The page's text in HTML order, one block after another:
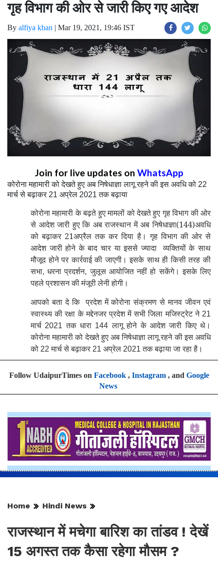
गृह विभाग की ओर से जारी किए गए आदेश
By alfiya khan | Mar 19, 2021, 19:46 IST
Join for live updates on WhatsApp
कोरोना महामारी को देखते हुए अब निषेधाज्ञा लागू रहने की इस अवधि को 22
मार्च से बढ़ाकर 21 अप्रेल 2021तक बढ़ाया
कोरोना महामारी के बढ़ते हुए मामलों को देखते हुए गृह विभाग की ओर
से आदेश जारी हुए कि अब राजस्थान में अब निषेधाज्ञा(144)अवधि
को बढ़ाकर 21अप्रैल तक कर दिया है। गृह विभाग की ओर से
आदेश जारी होने के बाद चार या इससे ज्यादा व्यक्तियों के साथ
मौजूद होने पर कार्रवाई की जाएगी। इसके साथ ही किसी तरह की
सभा,धरना प्रदर्शन,जुलूस आयोजित नहीं हो सकेंगे। इसके लिए
पहले प्रशासन की मंजूरी लेनी होगी।
आपको बता दे कि प्रदेश में कोरोना संक्रमण से मानव जीवन एवं
स्वास्थ्य की रक्षा के मद्देनजर प्रदेश में सभी जिला मजिस्ट्रेट ने 21
मार्च2021तक धारा 144लागू होने के आदेश जारी किए थे।
कोरोना महामारी को देखते हुए अब निषेधाज्ञा लागू रहने की इस अवधि
को 22मार्च से बढ़ाकर 21 अप्रेल 2021तक बढ़ाया जा रहा है।
Follow UdaipurTimes on Facebook, Instagram, and Google
News
Home Hindi News
राजस्थान में मचेगा बारिश का तांडव ! देखें
15 अगस्त तक कैसा रहेगा मौसम ?